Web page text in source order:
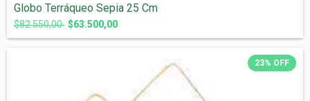
Globo Terráqueo Sepia 25 Cm
$82.550,00 $63.500,00
23% OFF